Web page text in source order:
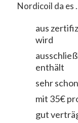
Nordicoil da es
aus
wird
enthält
sehr
mit 35€
gut